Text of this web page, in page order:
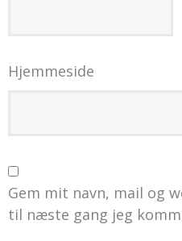
Hjemmeside
Gem mit navn, mail og
til næste gang jeg